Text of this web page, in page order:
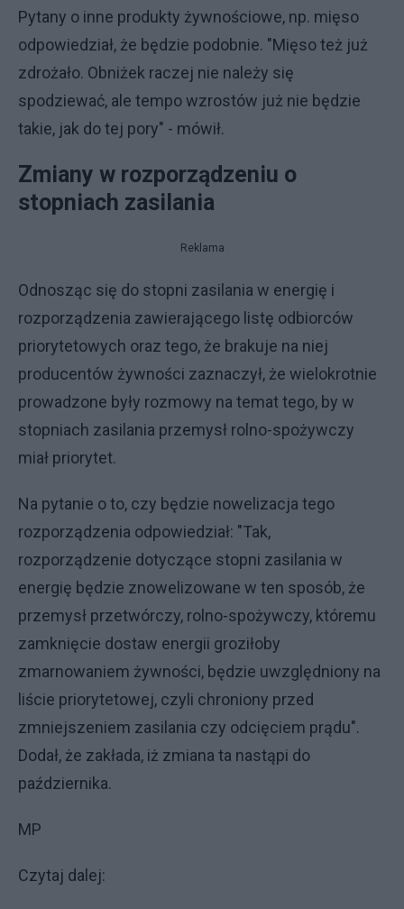
Pytany o inne produkty żywnościowe, np. mięso
odpowiedział, że będzie podobnie. "Mięso też już
zdrożało. Obniżek raczej nie należy się
spodziewać, ale tempo wzrostów już nie będzie
takie, jak do tej pory" - mówił.
Zmiany w rozporządzeniu o
stopniach zasilania
Reklama
Odnosząc się do stopni zasilania w energię i
rozporządzenia zawierającego listę odbiorców
priorytetowych oraz tego, że brakuje na niej
producentów żywności zaznaczył, że wielokrotnie
prowadzone były rozmowy na temat tego, by w
stopniach zasilania przemysł rolno-spożywczy
miał priorytet.
Na pytanie o to, czy będzie nowelizacja tego
rozporządzenia odpowiedział: "Tak,
rozporządzenie dotyczące stopni zasilania w
energię będzie znowelizowane w ten sposób, że
przemysł przetwórczy, rolno-spożywczy, któremu
zamknięcie dostaw energii groziłoby
zmarnowaniem żywności, będzie uwzględniony na
liście priorytetowej, czyli chroniony przed
zmniejszeniem zasilania czy odcięciem prądu".
Dodał, że zakłada, iż zmiana ta nastąpi do
października.
MP
Czytaj dalej: